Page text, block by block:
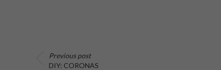
Previous post
DIY: CORONAS